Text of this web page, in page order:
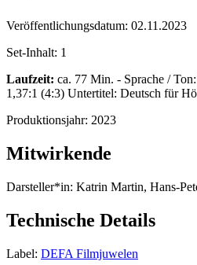
Veröffentlichungsdatum: 02.11.2023
Set-Inhalt: 1
Laufzeit: ca. 77 Min. - Sprache /
1,37:1 (4:3) Untertitel: Deutsch für
Produktionsjahr: 2023
Mitwirkende
Darsteller*in: Katrin Martin, Hans-
Technische Details
Label: DEFA Filmjuwelen